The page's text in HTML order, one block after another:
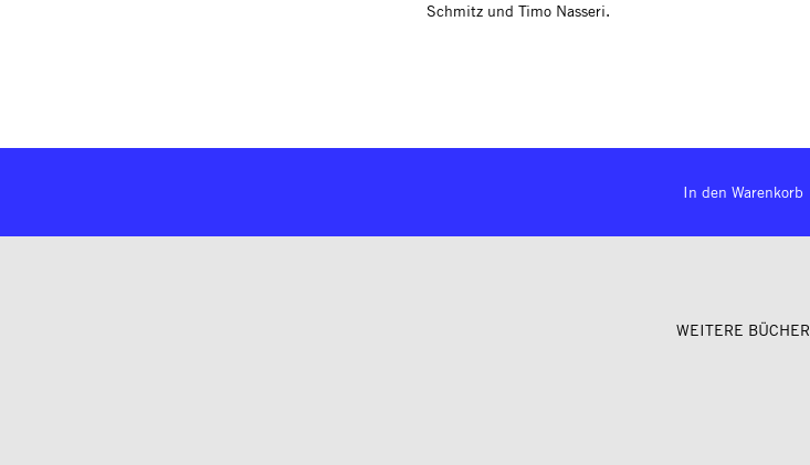
Schmitz und Timo Nasseri.
In den Warenkorb
WEITERE BÜCHER